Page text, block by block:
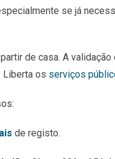
se já
de casa. A validação
Liberta os serviços
de registo.